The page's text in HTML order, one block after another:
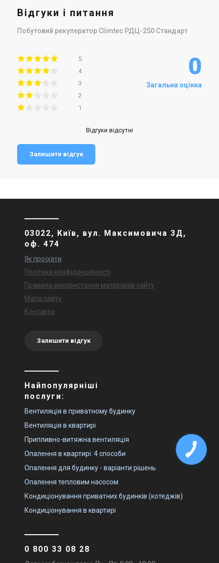
Відгуки і питання
Побутовий рекуператор Climtec РДЦ-250 Стандарт
5
4
3
2
1
0
Загальна оцінка
Відгуки відсутні
Залишити відгук
03022, Київ, вул. Максимовича 3Д,
оф. 474
Як проїхати
Політика конфіденційності
Правила використання матеріалів сайту
Мапа сайту
Контакти
Залишити відгук
Найпопулярніші
послуги:
Вентиляція в приватному будинку
Вентиляція в квартирі
Припливно-витяжна вентиляція
Опалення в квартирі: 4 способи
Опалення для будинку - варіанти рішень
Опалення тепловим насосом
Кондиціонування приватних будинків (котеджів)
Кондиціонування в квартирі
0 800 33 08 28